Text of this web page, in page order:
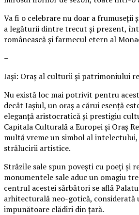
Va fi o celebrare nu doar a frumuseții
a legăturii dintre trecut și prezent,
românească și farmecul etern al
–
Iași: Oraș al culturii și patrimoniului
Nu există loc mai potrivit pentru
decât Iașiul, un oraș a cărui esență
eleganță aristocratică și prestigiu
Capitala Culturală a Europei și Oraș
multă vreme un simbol al
strălucirii artistice.
Străzile sale spun povești cu poeți și
monumentele sale aduc un omagiu
centrul acestei sărbători se află
arhitecturală neo-gotică, considerată
impunătoare clădiri din țară.